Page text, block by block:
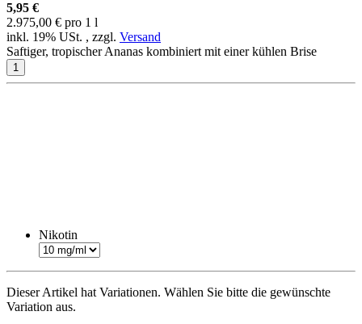
5,95 €
2.975,00 € pro 1 l
inkl. 19% USt. , zzgl. Versand
Saftiger, tropischer Ananas kombiniert mit einer kühlen Brise
Nikotin
Dieser Artikel hat Variationen. Wählen Sie bitte die gewünschte
Variation aus.